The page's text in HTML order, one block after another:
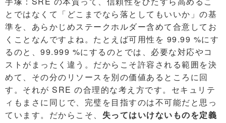
とではなくて「どこまでなら落としてもいいか」の基
準を、あらかじめステークホルダー含めて合意してお
くことなんですよね。たとえば可用性を 99.99 %にす
るのと、99.999 %にするのとでは、必要な対応やコ
ストがまったく違う。だからこそ許容される範囲を決
めて、その分のリソースを別の価値あるところに回
す。それが SRE の合理的な考え方です。セキュリテ
ィもまさに同じで、完璧を目指すのは不可能だと思っ
ています。だからこそ、 失ってはいけないものを定義